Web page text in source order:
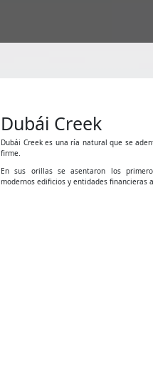
Dubái Creek
Dubái Creek es una ría natural que se
firme.
En sus orillas se asentaron los
modernos edificios y entidades financieras